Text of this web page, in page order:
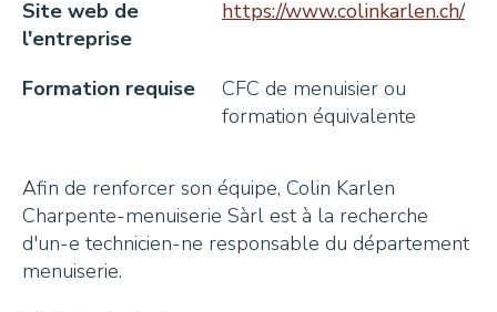
Produits carnés
Miel et autres douceurs
Ambassadeurs
Site web de
l'entreprise
https://www.colinkarlen.ch/
Formation requise
CFC de menuisier ou
formation équivalente
Afin de renforcer son équipe, Colin Karlen
Charpente-menuiserie Sàrl est à la recherche
d'un-e technicien-ne responsable du département
menuiserie.